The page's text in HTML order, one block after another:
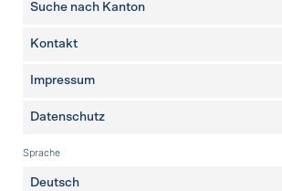
Suche nach Kanton
weitere Seiten
Kontakt
Impressum
Datenschutz
Sprache
Deutsch